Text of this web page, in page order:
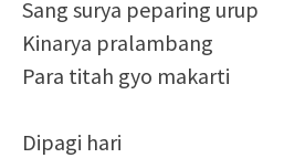
Sang surya peparing urup
Kinarya pralambang
Para titah gyo makarti
Dipagi hari